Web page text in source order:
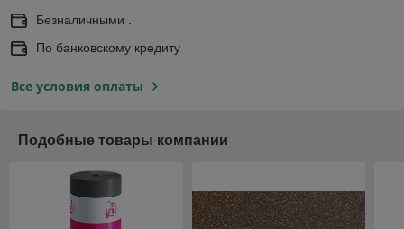
Безналичными .
По банковскому кредиту
Все условия оплаты
Подобные товары компании